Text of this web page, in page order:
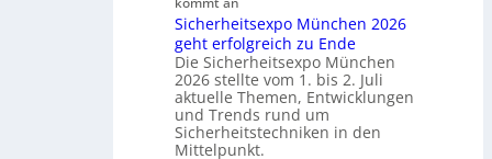
r
k
e
n
e
r
b
e
i
n
d
f
r
ü
h
e
m
a
k
a
b
a
e
Sicherheitsexpo München 2026
geht erfolgreich zu Ende
Die Sicherheitsexpo München
2026 stellte vom 1. bis 2. Juli
aktuelle Themen, Entwicklungen
und Trends rund um
Sicherheitstechniken in den
Mittelpunkt.